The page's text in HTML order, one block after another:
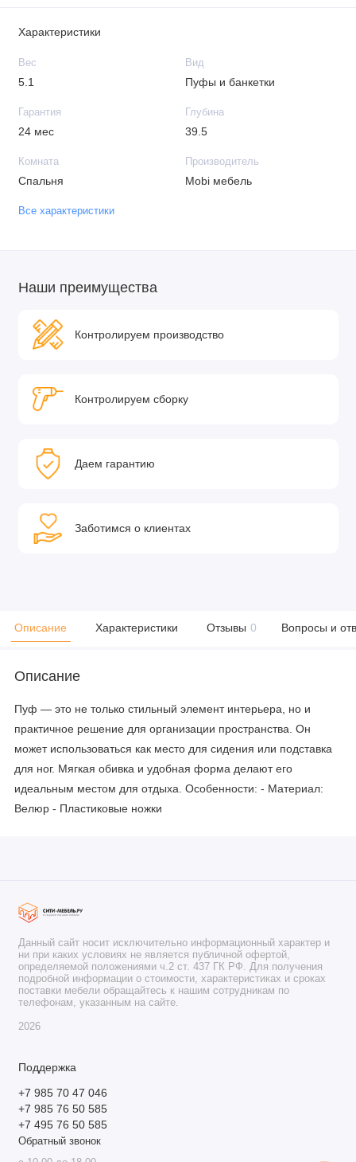
Характеристики
Вес
5.1
Вид
Пуфы и банкетки
Гарантия
24 мес
Глубина
39.5
Комната
Спальня
Производитель
Mobi мебель
Все характеристики
Наши преимущества
Контролируем производство
Контролируем сборку
Даем гарантию
Заботимся о клиентах
Описание Характеристики Отзывы 0 Вопросы и
Описание
Пуф — это не только стильный элемент интерьера, но и
практичное решение для организации пространства. Он
может использоваться как место для сидения или подставка
для ног. Мягкая обивка и удобная форма делают его
идеальным местом для отдыха. Особенности: - Материал:
Велюр - Пластиковые ножки
Данный сайт носит исключительно информационный характер и
ни при каких условиях не является публичной офертой,
определяемой положениями ч.2 ст. 437 ГК РФ. Для получения
подробной информации о стоимости, характеристиках и сроках
поставки мебели обращайтесь к нашим сотрудникам по
телефонам, указанным на сайте.
2026
Поддержка
+7 985 70 47 046
+7 985 76 50 585
+7 495 76 50 585
Обратный звонок